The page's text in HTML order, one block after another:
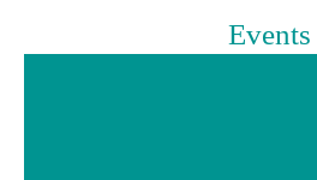
Events